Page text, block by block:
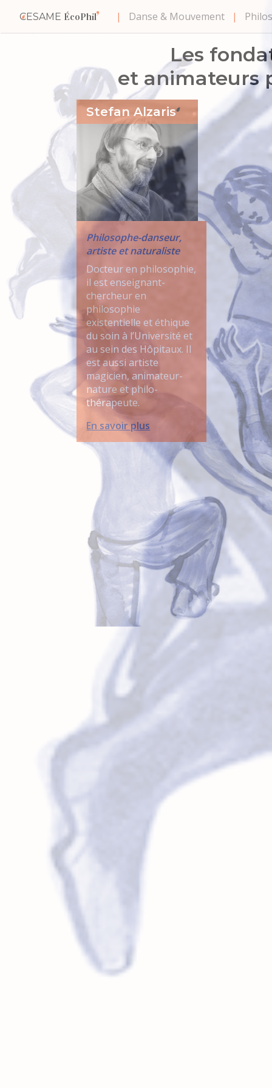
CESAME ÉcoPhil Danse & Mouvement
Les
et animateurs
Stefan Alzaris
Philosophe-danseur,
artiste et naturaliste
Docteur en philosophie,
il est enseignant-
chercheur en
philosophie
existentielle et éthique
du soin à l’Université et
au sein des Hôpitaux. Il
est aussi artiste
magicien, animateur-
nature et philo-
thérapeute.
En savoir plus